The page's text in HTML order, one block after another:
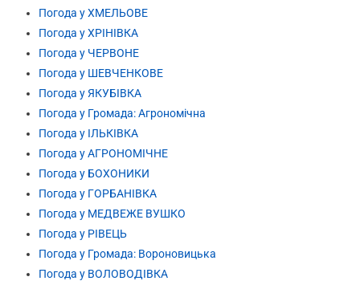
Погода у ХМЕЛЬОВЕ
Погода у ХРІНІВКА
Погода у ЧЕРВОНЕ
Погода у ШЕВЧЕНКОВЕ
Погода у ЯКУБІВКА
Погода у Громада: Агрономічна
Погода у ІЛЬКІВКА
Погода у АГРОНОМІЧНЕ
Погода у БОХОНИКИ
Погода у ГОРБАНІВКА
Погода у МЕДВЕЖЕ ВУШКО
Погода у РІВЕЦЬ
Погода у Громада: Вороновицька
Погода у ВОЛОВОДІВКА